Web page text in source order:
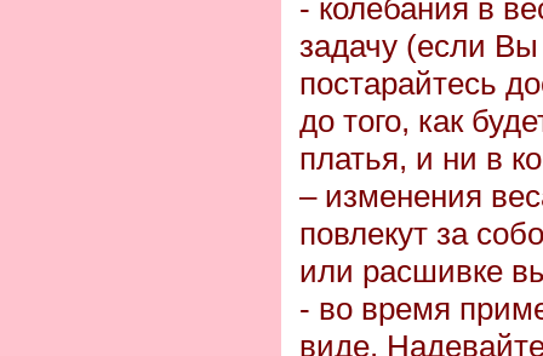
- колебания в
задачу (если Вы
постарайтесь
до того, как
платья, и ни в
– изменения
повлекут за
или расшивке
- во время
виде.